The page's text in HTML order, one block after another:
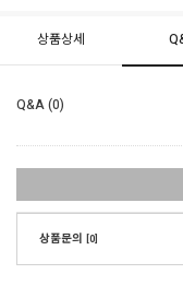
상품상세
Q&A (0)
상품문의 [0]